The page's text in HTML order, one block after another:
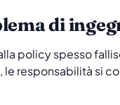
di
policy spesso
le responsabilità si